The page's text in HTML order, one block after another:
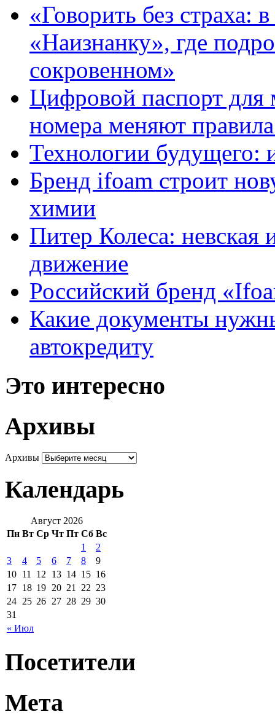
«Говорить без страха:
«Наизнанку», где
сокровенном»
Цифровой паспорт для
номера меняют
Технологии будущего:
Бренд ifoam строит
химии
Питер Колеса: невская
движение
Российский бренд
Какие документы
автокредиту
Это интересно
Архивы
Архивы
Календарь
Август 2026
Пн Вт Ср Чт Пт Сб Вс
« Июл
1
2
3
4 5 6 7 8
9
10 11 12 13 14 15 16
17 18 19 20 21 22 23
24 25 26 27 28 29 30
31
Посетители
Мета